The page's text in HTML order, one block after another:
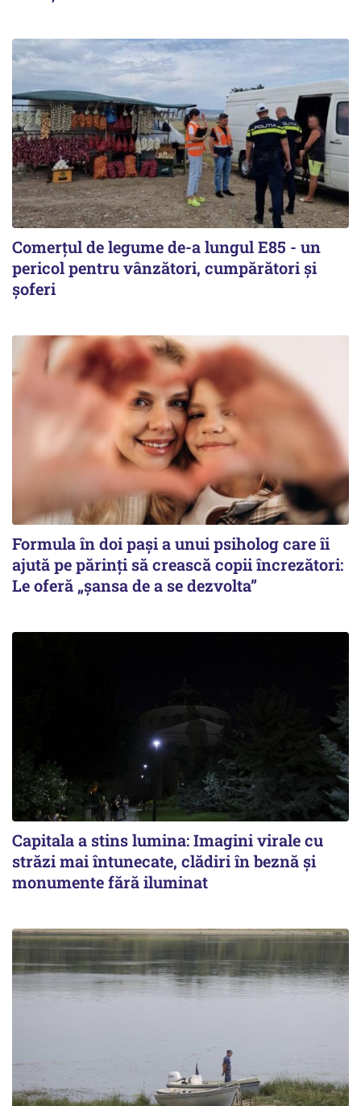
Comerțul de legume de-a lungul E85 - un
pericol pentru vânzători, cumpărători și
șoferi
Formula în doi pași a unui psiholog care îi
ajută pe părinți să crească copii încrezători:
Le oferă „șansa de a se dezvolta”
Capitala a stins lumina: Imagini virale cu
străzi mai întunecate, clădiri în beznă și
monumente fără iluminat